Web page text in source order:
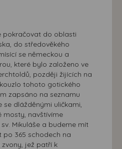
pokračovat do oblasti
do středověkého
se německou a
které bylo založeno ve
později žijících na
tohoto gotického
zapsáno na seznamu
se dlážděnými uličkami,
mosty, navštívíme
Mikuláše a budeme mít
365 schodech na
zvony, jež patří k